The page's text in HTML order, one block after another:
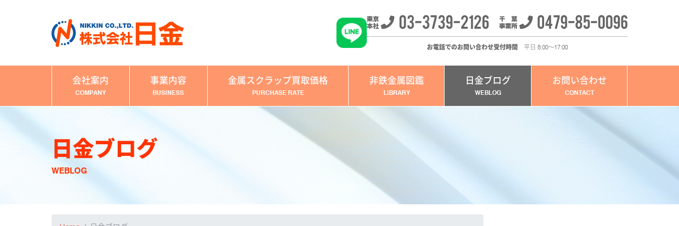
お電話でのお問い合わせ受付時間 平日 8:00～17:00
会社案内
COMPANY
事業内容
BUSINESS
金属スクラップ買取価格
PURCHASE RATE
非鉄金属図鑑
LIBRARY
日金ブログ
WEBLOG
お問い合わせ
CONTACT
日金ブログ
WEBLOG